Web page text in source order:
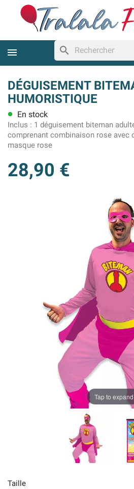
search
DÉGUISEMENT
HUMORISTIQUE
lens En stock
Inclus : 1 déguisement biteman
comprenant combinaison rose avec
masque rose
28,90 €
Tap to expand
Taille